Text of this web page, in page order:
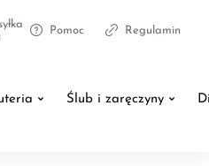
Pomoc Regulamin
Ślub i zaręczyny